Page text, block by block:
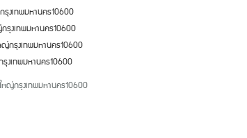
กรุงเทพมหานคร10600
กรุงเทพมหานคร10600
ญ่กรุงเทพมหานคร10600
รุงเทพมหานคร10600
หญ่กรุงเทพมหานคร10600